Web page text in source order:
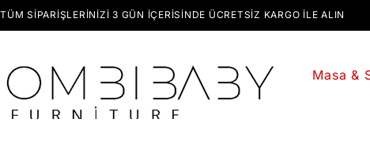
TÜM SIPARIŞLERINIZI 3 GÜN İÇERISINDE ÜCRETSIZ KARGO ILE ALIN
Masa &